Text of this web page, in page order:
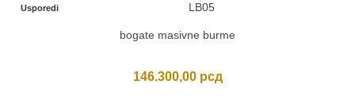
Usporedi LB05
bogate masivne burme
146.300,00 рсд